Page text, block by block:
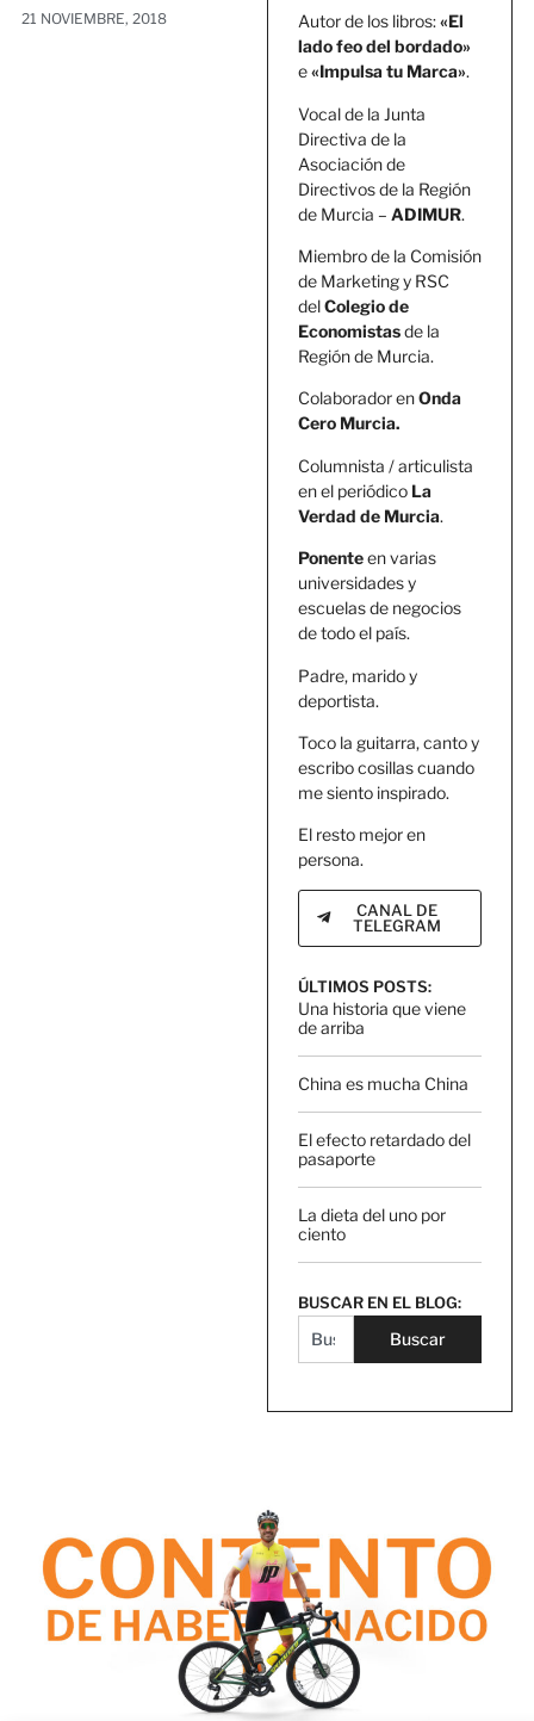
21 NOVIEMBRE, 2018
Autor de los libros:«El
lado feo del bordado»
e«Impulsa tu Marca».
Vocal de la Junta
Directiva de la
Asociación de
Directivos de la Región
de Murcia – ADIMUR.
Miembro de la Comisión
de Marketing y RSC
delColegio de
Economistasde la
Región de Murcia.
Colaborador enOnda
Cero Murcia.
Columnista / articulista
en el periódico La
Verdad de Murcia.
Ponenteen varias
universidades y
escuelas de negocios
de todo el país.
Padre, marido y
deportista.
Toco la guitarra, canto y
escribo cosillas cuando
me siento inspirado.
El resto mejor en
persona.
CANAL DE
TELEGRAM
ÚLTIMOS POSTS:
Una historia que viene
de arriba
China es mucha China
El efecto retardado del
pasaporte
La dieta del uno por
ciento
BUSCAR EN EL BLOG:
Buscar